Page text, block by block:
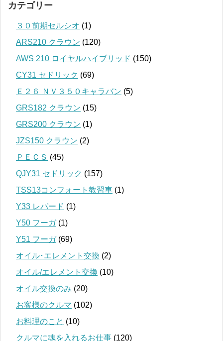
カテゴリー
３０前期セルシオ (1)
ARS210 クラウン (120)
AWS 210 ロイヤルハイブリッド (150)
CY31 セドリック (69)
Ｅ２６ ＮＶ３５０キャラバン (5)
GRS182 クラウン (15)
GRS200 クラウン (1)
JZS150 クラウン (2)
ＰＥＣＳ (45)
QJY31 セドリック (157)
TSS13コンフォート教習車 (1)
Y33 レパード (1)
Y50 フーガ(1)
Y51 フーガ(69)
オイル･エレメント交換 (2)
オイル/エレメント交換 (10)
オイル交換のみ (20)
お客様のクルマ (102)
お料理のこと (10)
クルマに魂を入れるお仕事 (120)